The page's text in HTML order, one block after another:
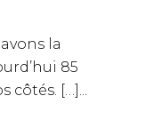
la
85
côtés. […]